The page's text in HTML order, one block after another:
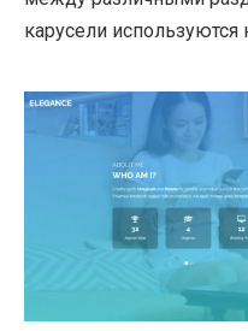
карусели используются